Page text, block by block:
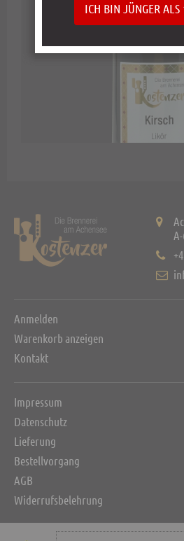
Anmelden
Warenkorb anzeigen
Kontakt
Impressum
Datenschutz
Lieferung
Bestellvorgang
AGB
Widerrufsbelehrung
ICH BIN JÜNGER ALS